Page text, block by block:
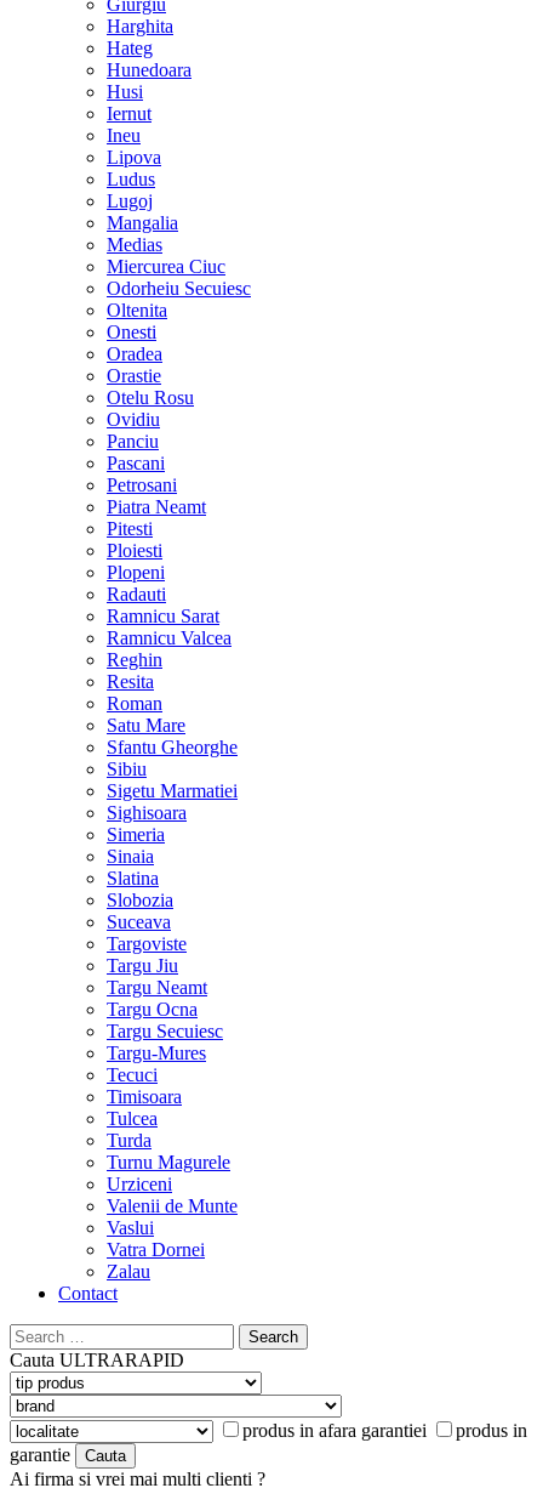
Giurgiu
Harghita
Hateg
Hunedoara
Husi
Iernut
Ineu
Lipova
Ludus
Lugoj
Mangalia
Medias
Miercurea Ciuc
Odorheiu Secuiesc
Oltenita
Onesti
Oradea
Orastie
Otelu Rosu
Ovidiu
Panciu
Pascani
Petrosani
Piatra Neamt
Pitesti
Ploiesti
Plopeni
Radauti
Ramnicu Sarat
Ramnicu Valcea
Reghin
Resita
Roman
Satu Mare
Sfantu Gheorghe
Sibiu
Sigetu Marmatiei
Sighisoara
Simeria
Sinaia
Slatina
Slobozia
Suceava
Targoviste
Targu Jiu
Targu Neamt
Targu Ocna
Targu Secuiesc
Targu-Mures
Tecuci
Timisoara
Tulcea
Turda
Turnu Magurele
Urziceni
Valenii de Munte
Vaslui
Vatra Dornei
Zalau
Contact
Search
for:
Cauta ULTRARAPID
produs in afara garantiei
produs in
garantie
Ai firma si vrei mai multi clienti ?